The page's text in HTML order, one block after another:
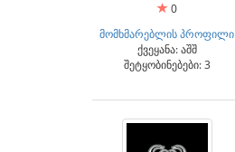
0
მომხმარებლის პროფილი
ქვეყანა: აშშ
შეტყობინებები: 3